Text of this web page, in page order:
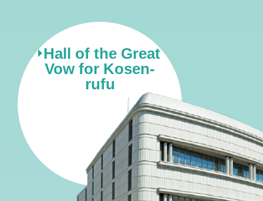
Hall of the Great
Vow for Kosen-
rufu